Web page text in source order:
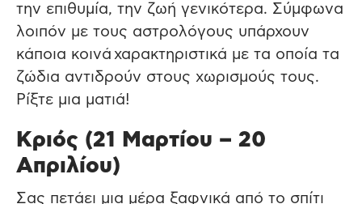
την επιθυμία, την ζωή γενικότερα. Σύμφωνα
λοιπόν με τους αστρολόγους υπάρχουν
κάποια κοινά χαρακτηριστικά με τα οποία τα
ζώδια αντιδρούν στους χωρισμούς τους.
Ρίξτε μια ματιά!
Κριός (21 Μαρτίου – 20
Απριλίου)
Σας πετάει μια μέρα ξαφνικά από το σπίτι